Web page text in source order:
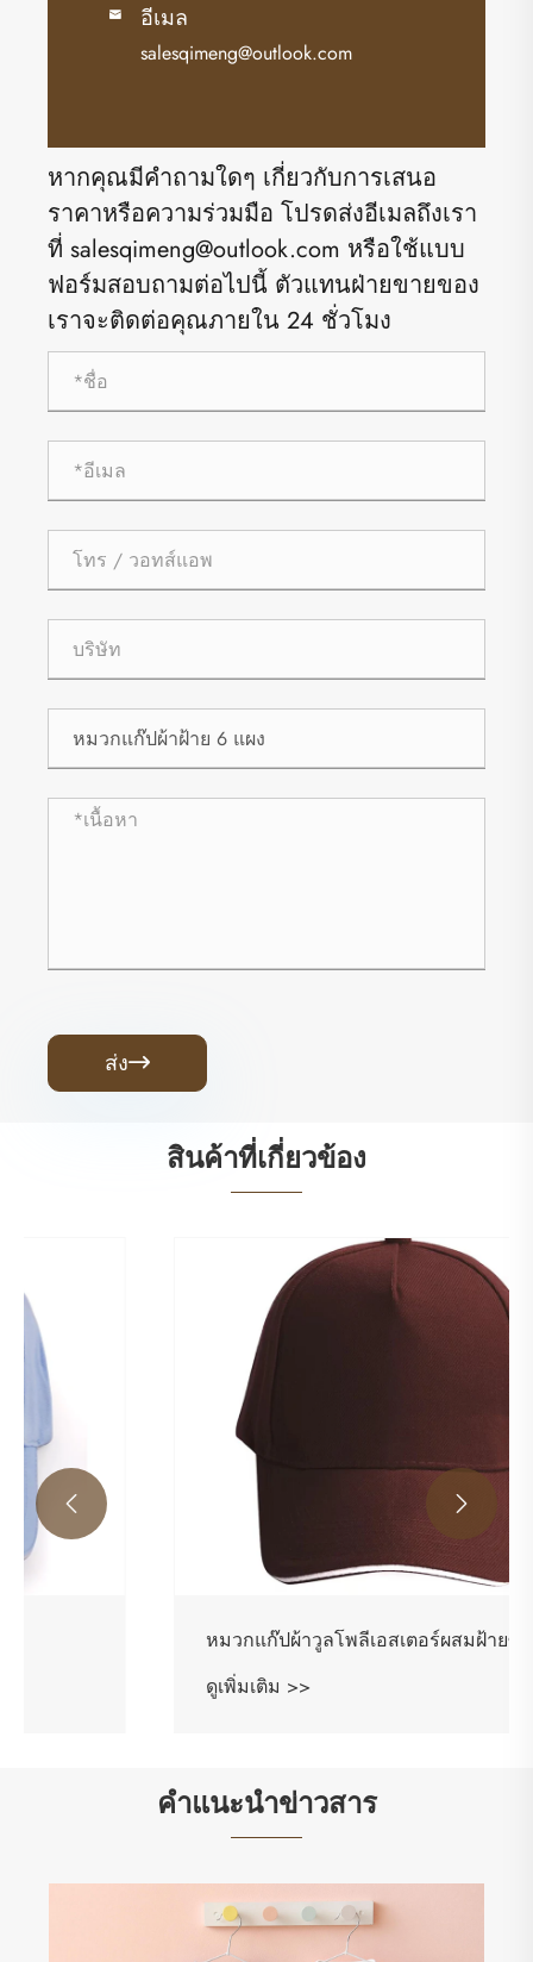
 อีเมล
salesqimeng@outlook.com
หากคุณมีคำถามใดๆ เกี่ยวกับการเสนอ
ราคาหรือความร่วมมือ โปรดส่งอีเมลถึงเรา
ที่ salesqimeng@outlook.com หรือใช้แบบ
ฟอร์มสอบถามต่อไปนี้ ตัวแทนฝ่ายขายของ
เราจะติดต่อคุณภายใน 24 ชั่วโมง
ส่ง
สินค้าที่เกี่ยวข้อง
หมวกแก๊ปผ้าวูลโพลีเอสเตอร์ผสมฝ้ายซันนี่
 
คำแนะนำข่าวสาร